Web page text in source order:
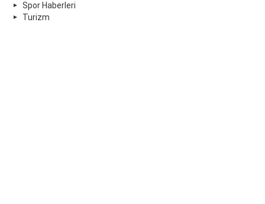
Spor Haberleri
Turizm